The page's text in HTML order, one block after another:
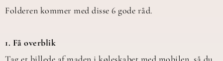
Folderen kommer med disse 6 gode råd.
1. Få overblik
Tag et billede af maden i køleskabet med mobilen, så du